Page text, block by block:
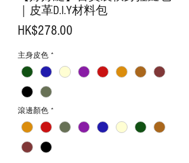
｜皮革D.I.Y材料包
HK$278.00
主身皮色 *
滾邊顏色 *